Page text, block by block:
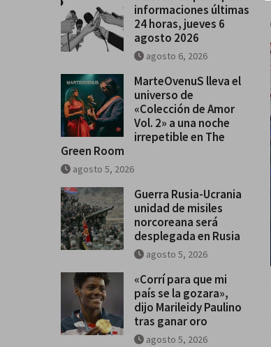
últimas 24 horas,
informaciones últimas
24 horas, jueves 6
agosto 2026
agosto 6, 2026
MarteOvenuS lleva el
universo de
«Colección de Amor
Vol. 2» a una noche
irrepetible en The
Green Room
agosto 5, 2026
Guerra Rusia-Ucrania
unidad de misiles
norcoreana será
desplegada en Rusia
agosto 5, 2026
«Corrí para que mi
país se la gozara»,
dijo Marileidy Paulino
tras ganar oro
agosto 5, 2026